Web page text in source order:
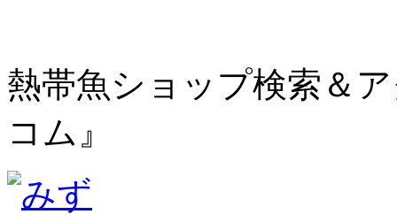
熱帯魚ショップ検索＆
コム』